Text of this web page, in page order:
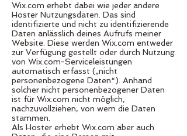
Wix.com erhebt dabei wie jeder andere
Hoster Nutzungsdaten. Das sind
identifizierte und nicht zu identifizierende
Daten anlässlich deines Aufrufs meiner
Website. Diese werden Wix.com entweder
zur Verfügung gestellt oder durch Nutzung
von Wix.com-Serviceleistungen
automatisch erfasst („nicht
personenbezogene Daten“). Anhand
solcher nicht personenbezogener Daten
ist für Wix.com nicht möglich,
nachzuvollziehen, von wem die Daten
stammen.
Als Hoster erhebt Wix.com aber auch